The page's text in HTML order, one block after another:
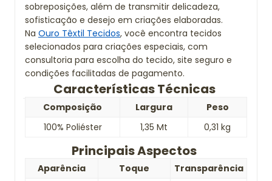
sobreposições, além de transmitir delicadeza,
sofisticação e desejo em criações elaboradas.
Na Ouro Têxtil Tecidos, você encontra tecidos
selecionados para criações especiais, com
consultoria para escolha do tecido, site seguro e
condições facilitadas de pagamento.
Características Técnicas
Composição Largura
Peso
100% Poliéster
1,35 Mt 0,31 kg
Principais Aspectos
Aparência Toque Transparência